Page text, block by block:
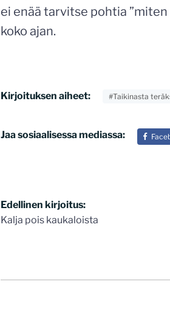
ei enää tarvitse pohtia
koko ajan.
Kirjoituksen aiheet: #Taikinasta
Jaa sosiaalisessa mediassa:
Artikkelien
Edellinen kirjoitus:
Kalja pois kaukaloista